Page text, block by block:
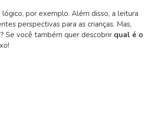
por exemplo. Além disso, a leitura
perspectivas para as crianças. Mas,
Se você também quer descobrir qual é o